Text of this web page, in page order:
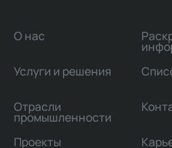
О нас
Услуги и решения
Отрасли
промышленности
Проекты